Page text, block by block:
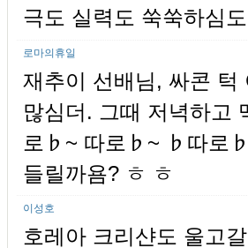
극도 실력도 쑥쑥하심
로마의휴일
재추이 선배님, 싸콘 턱
많심더. 그때 저녁하고
로♭~ 따로♭~ ♭따로
들릴까욤? ㅎ ㅎ
이성호
호레아 크리샨도 울고